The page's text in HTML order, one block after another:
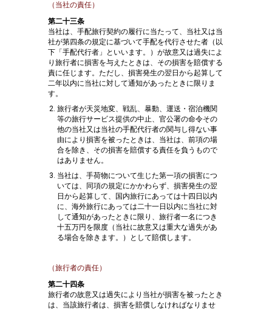
（当社の責任）
第二十三条
当社は、手配旅行契約の履行に当たって、当社又は当
社が第四条の規定に基づいて手配を代行させた者（以
下「手配代行者」といいます。）が故意又は過失によ
り旅行者に損害を与えたときは、その損害を賠償する
責に任じます。ただし、損害発生の翌日から起算して
二年以内に当社に対して通知があったときに限りま
す。
旅行者が天災地変、戦乱、暴動、運送・宿泊機関
等の旅行サービス提供の中止、官公署の命令その
他の当社又は当社の手配代行者の関与し得ない事
由により損害を被ったときは、当社は、前項の場
合を除き、その損害を賠償する責任を負うもので
はありません。
当社は、手荷物について生じた第一項の損害につ
いては、同項の規定にかかわらず、損害発生の翌
日から起算して、国内旅行にあっては十四日以内
に、海外旅行にあっては二十一日以内に当社に対
して通知があったときに限り、旅行者一名につき
十五万円を限度（当社に故意又は重大な過失があ
る場合を除きます。）として賠償します。
（旅行者の責任）
第二十四条
旅行者の故意又は過失により当社が損害を被ったとき
は、当該旅行者は、損害を賠償しなければなりませ